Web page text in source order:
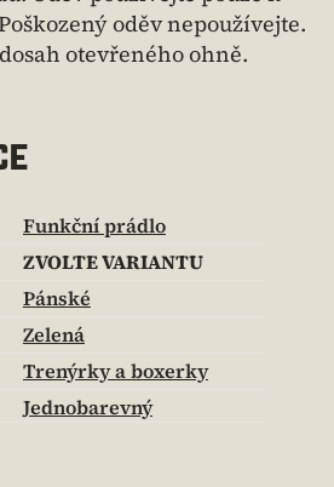
oděv nepoužívejte.
otevřeného ohně.
Funkční prádlo
ZVOLTE VARIANTU
Pánské
Zelená
Trenýrky a boxerky
Jednobarevný